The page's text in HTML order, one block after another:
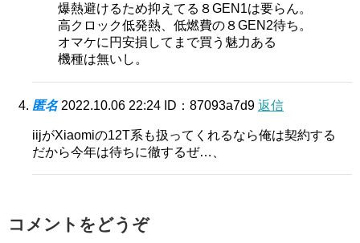
爆熱避けるため抑えてる８GEN1は要らん。
高クロック低発熱、低燃費の８GEN2待ち。
オマケに円安損してまで買う魅力ある
機種は無いし。
匿名 2022.10.06 22:24 ID：87093a7d9 返信
iijがXiaomiの12T系も扱ってくれるなら俺は契約する
だから今年は待ちに徹するぜ…、
コメントをどうぞ